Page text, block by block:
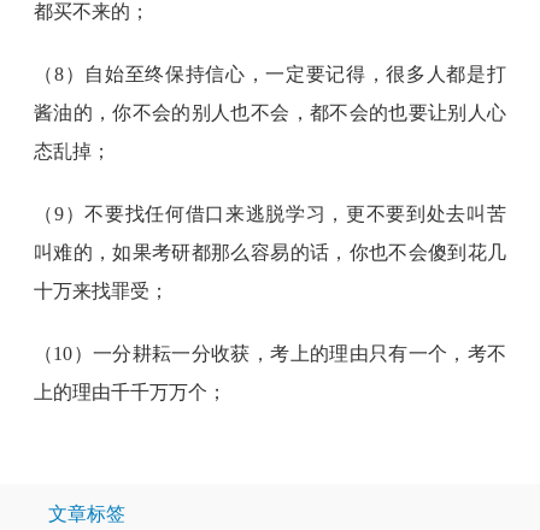
都买不来的；
（8）自始至终保持信心，一定要记得，很多人都是打
酱油的，你不会的别人也不会，都不会的也要让别人心
态乱掉；
（9）不要找任何借口来逃脱学习，更不要到处去叫苦
叫难的，如果考研都那么容易的话，你也不会傻到花几
十万来找罪受；
（10）一分耕耘一分收获，考上的理由只有一个，考不
上的理由千千万万个；
文章标签